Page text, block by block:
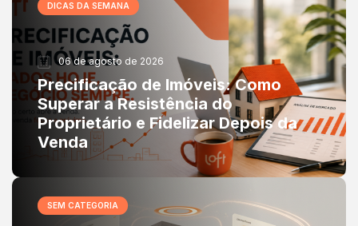
DICAS DA SEMANA
06 de agosto de 2026
Precificação de Imóveis: Como
Superar a Resistência do
Proprietário e Fidelizar Depois da
Venda
SEM CATEGORIA